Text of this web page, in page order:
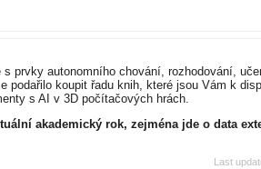
prvky autonomního chování, rozhodování,
podařilo koupit řadu knih, které jsou Vám k
s AI v 3D počítačových hrách.
akademický rok, zejména jde o data
Last